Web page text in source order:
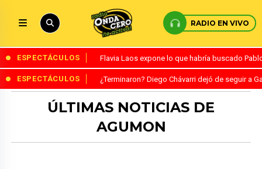
RADIO EN VIVO
ESPECTÁCULOS Flavia Laos expone lo que habría buscado
ESPECTÁCULOS ¿Terminaron? Diego Chávarri dejó de seguir a
ÚLTIMAS NOTICIAS DE
AGUMON